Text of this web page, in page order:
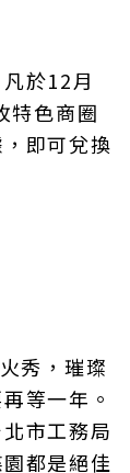
於12月
特色商圈
即可兌換
秀，璀璨
等一年。
市工務局
都是絕佳